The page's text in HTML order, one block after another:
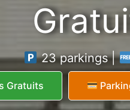
23 parkings |
Gratuits